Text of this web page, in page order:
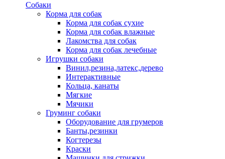
Собаки
Корма для собак
Корма для собак сухие
Корма для собак влажные
Лакомства для собак
Корма для собак лечебные
Игрушки собаки
Винил,резина,латекс,дерево
Интерактивные
Кольца, канаты
Мягкие
Мячики
Груминг собаки
Оборудование для грумеров
Банты,резинки
Когтерезы
Краски